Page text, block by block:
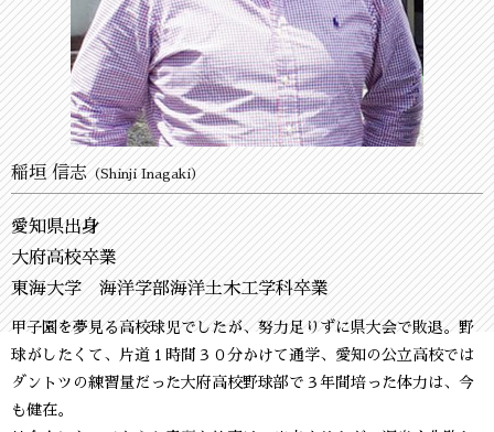
稲垣 信志（Shinji Inagaki）
愛知県出身
大府高校卒業
東海大学 海洋学部海洋土木工学科卒業
甲子園を夢見る高校球児でしたが、努力足りずに県大会で敗退。野
球がしたくて、片道１時間３０分かけて通学、愛知の公立高校では
ダントツの練習量だった大府高校野球部で３年間培った体力は、今
も健在。